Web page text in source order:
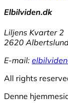
Elbilviden.dk
Liljens Kvarter 2
2620
E-mail:
All rights
Denne